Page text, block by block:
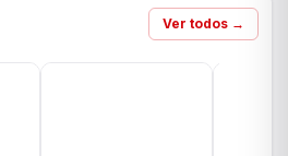
Ver todos →